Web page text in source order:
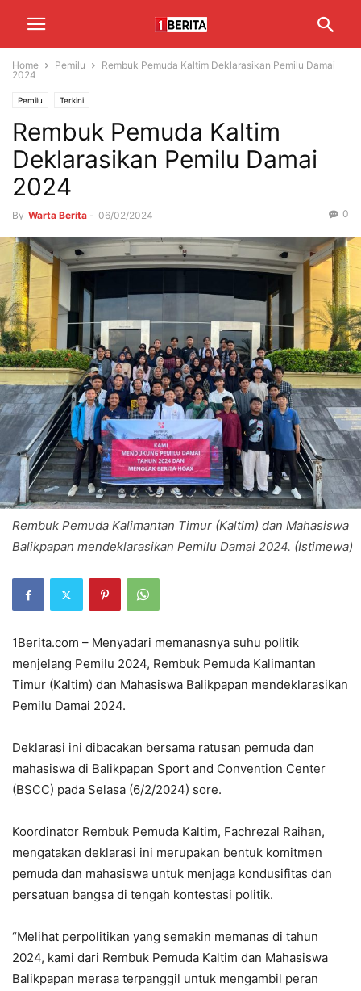
Home Pemilu
Rembuk Pemuda Kaltim Deklarasikan Pemilu Damai
2024
Pemilu Terkini
Rembuk Pemuda Kaltim
Deklarasikan Pemilu Damai
2024
By Warta Berita - 06/02/2024 0
Rembuk Pemuda Kalimantan Timur (Kaltim) dan Mahasiswa
Balikpapan mendeklarasikan Pemilu Damai 2024. (Istimewa)
1Berita.com – Menyadari memanasnya suhu politik
menjelang Pemilu 2024, Rembuk Pemuda Kalimantan
Timur (Kaltim) dan Mahasiswa Balikpapan mendeklarasikan
Pemilu Damai 2024.
Deklarasi ini dibacakan bersama ratusan pemuda dan
mahasiswa di Balikpapan Sport and Convention Center
(BSCC) pada Selasa (6/2/2024) sore.
Koordinator Rembuk Pemuda Kaltim, Fachrezal Raihan,
mengatakan deklarasi ini merupakan bentuk komitmen
pemuda dan mahasiswa untuk menjaga kondusifitas dan
persatuan bangsa di tengah kontestasi politik.
“Melihat perpolitikan yang semakin memanas di tahun
2024, kami dari Rembuk Pemuda Kaltim dan Mahasiswa
Balikpapan merasa terpanggil untuk mengambil peran